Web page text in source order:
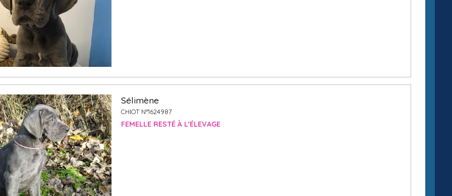
Sélimène
CHIOT N°1624987
FEMELLE RESTÉ À L'ÉLEVAGE